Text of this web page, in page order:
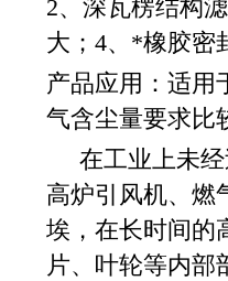
2、深瓦楞结构
大；4、*橡胶密
产品应用：适用
气含尘量要求比
在工业上未经
高炉引风机、燃
埃，在长时间的
片、叶轮等内部